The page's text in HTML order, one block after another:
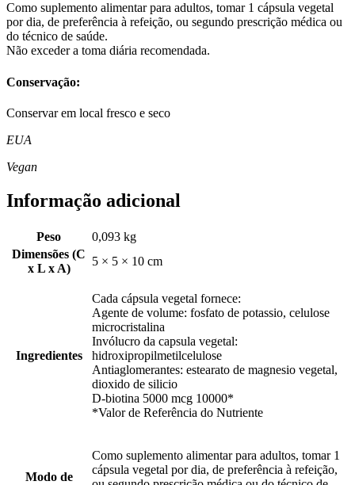
Como suplemento alimentar para adultos, tomar 1 cápsula vegetal
por dia, de preferência à refeição, ou segundo prescrição médica ou
do técnico de saúde.
Não exceder a toma diária recomendada.
Conservação:
Conservar em local fresco e seco
EUA
Vegan
Informação adicional
Peso
0,093 kg
Dimensões (C
x L x A)
5 × 5 × 10 cm
Ingredientes
Cada cápsula vegetal fornece:
Agente de volume: fosfato de potassio, celulose
microcristalina
Invólucro da capsula vegetal:
hidroxipropilmetilcelulose
Antiaglomerantes: estearato de magnesio vegetal,
dioxido de silicio
D-biotina 5000 mcg 10000*
*Valor de Referência do Nutriente
Modo de
Como suplemento alimentar para adultos, tomar 1
cápsula vegetal por dia, de preferência à refeição,